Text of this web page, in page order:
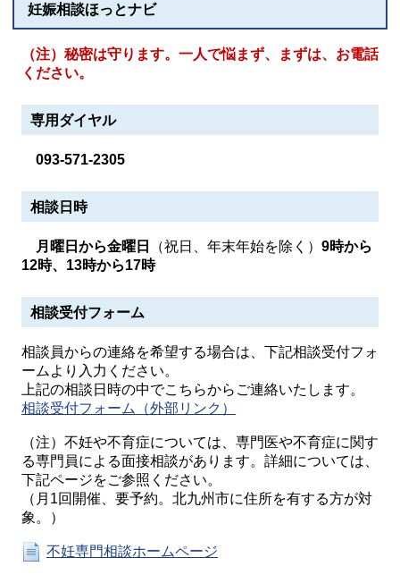
妊娠相談ほっとナビ
（注）秘密は守ります。一人で悩まず、まずは、お電話
ください。
専用ダイヤル
093-571-2305
相談日時
月曜日から金曜日 （祝日、年末年始を除く） 9時から
12時、13時から17時
相談受付フォーム
相談員からの連絡を希望する場合は、下記相談受付フォ
ームより入力ください。
上記の相談日時の中でこちらからご連絡いたします。
相談受付フォーム（外部リンク）
（注）不妊や不育症については、専門医や不育症に関す
る専門員による面接相談があります。詳細については、
下記ページをご参照ください。
（月1回開催、要予約。北九州市に住所を有する方が対
象。）
不妊専門相談ホームページ